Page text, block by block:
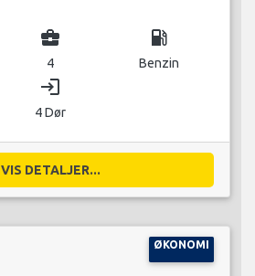
business_center
4
local_gas_station
Benzin
login
4 Dør
VIS DETALJER...
ØKONOMI